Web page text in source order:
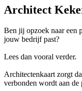
Architect
Ben jij opzoek naar een
jouw bedrijf past?
Lees dan vooral verder.
Architectenkaart zorgt
verbonden wordt aan de